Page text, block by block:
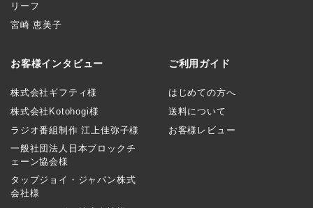
リーフ
宮崎 恵美子
お客様インタビュー
株式会社ギフティ様
株式会社Kotohogi様
ラジオ番組制作 江上佳弥子様
一般社団法人日本ブロックチ
ェーン協会様
タップジョイ・ジャパン株式
会社様
ご利用ガイド
はじめての方へ
送料について
お客様レビュー